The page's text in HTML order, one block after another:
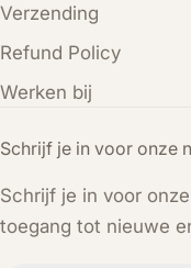
Schrijf je in voor onze
Schrijf je in voor
toegang tot nieuwe
Verzending
Refund Policy
Werken bij